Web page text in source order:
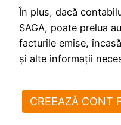
În plus, dacă
SAGA, poate prelua
facturile emise,
și alte informații
CREEAZĂ CONT